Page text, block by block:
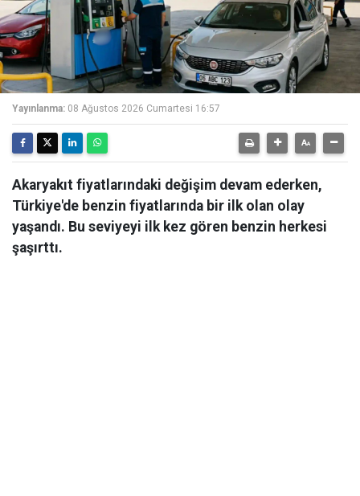
Yayınlanma: 08 Ağustos 2026 Cumartesi 16:57
Akaryakıt fiyatlarındaki değişim devam ederken,
Türkiye'de benzin fiyatlarında bir ilk olan olay
yaşandı. Bu seviyeyi ilk kez gören benzin herkesi
şaşırttı.